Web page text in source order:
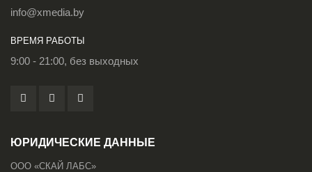
info@xmedia.by
ВРЕМЯ РАБОТЫ
9:00 - 21:00, без выходных
ЮРИДИЧЕСКИЕ ДАННЫЕ
ООО «СКАЙ ЛАБС»